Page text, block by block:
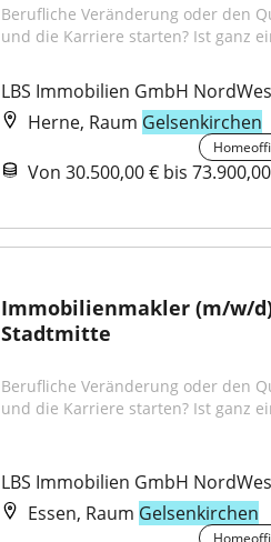
Berufliche Veränderung oder den
und die Karriere starten? Ist ganz
LBS Immobilien GmbH
Herne, Raum Gelsenkirchen
Von 30.500,00 € bis
Immobilienmakler (m/w/d)
Stadtmitte
Berufliche Veränderung oder den
und die Karriere starten? Ist ganz
LBS Immobilien GmbH
Essen, Raum Gelsenkirchen